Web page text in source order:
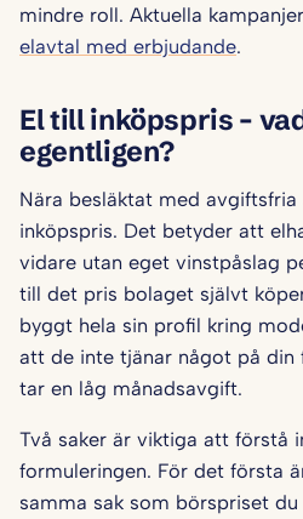
mindre roll. Aktuella
elavtal med erbjudande.
El till inköpspris –
egentligen?
Nära besläktat med
inköpspris. Det betyder att
vidare utan eget vinstpåslag
till det pris bolaget självt
byggt hela sin profil kring
att de inte tjänar något på din
tar en låg månadsavgift.
Två saker är viktiga att förstå
formuleringen. För det första
samma sak som börspriset